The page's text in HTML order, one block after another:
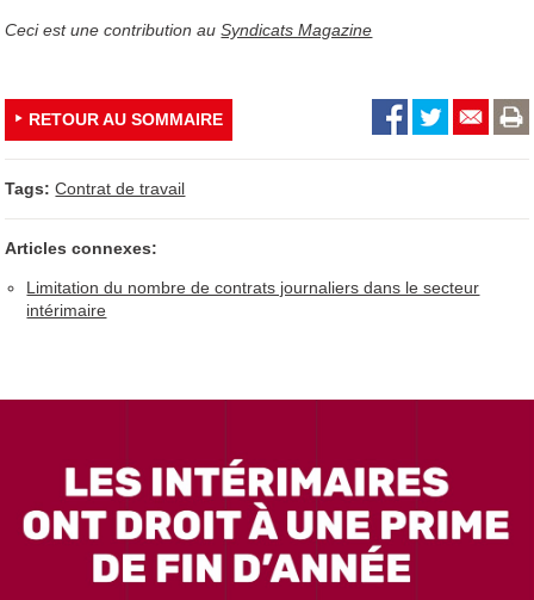
Ceci est une contribution auSyndicats Magazine
RETOUR AU SOMMAIRE
Tags: Contrat de travail
Articles connexes:
Limitation du nombre de contrats journaliers dans le secteur
intérimaire